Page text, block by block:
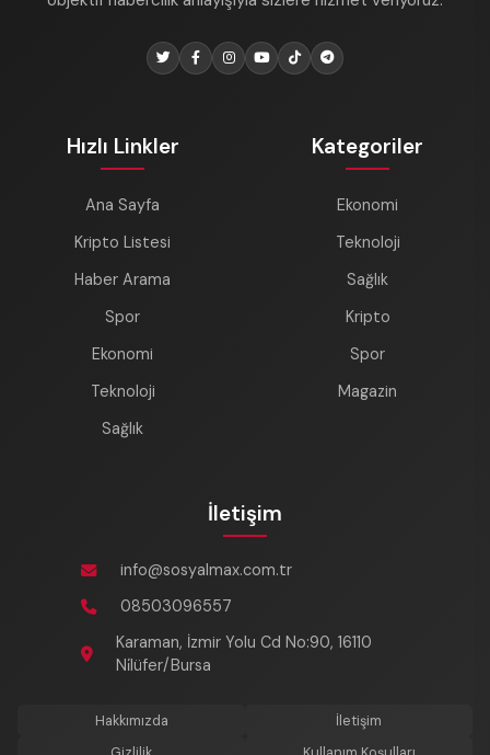
Hızlı Linkler
Ana Sayfa
Kripto Listesi
Haber Arama
Spor
Ekonomi
Teknoloji
Sağlık
Kategoriler
Ekonomi
Teknoloji
Sağlık
Kripto
Spor
Magazin
İletişim
info@sosyalmax.com.tr
08503096557
Karaman, İzmir Yolu Cd No:90, 16110
Ni̇lüfer/Bursa
Hakkımızda
İletişim